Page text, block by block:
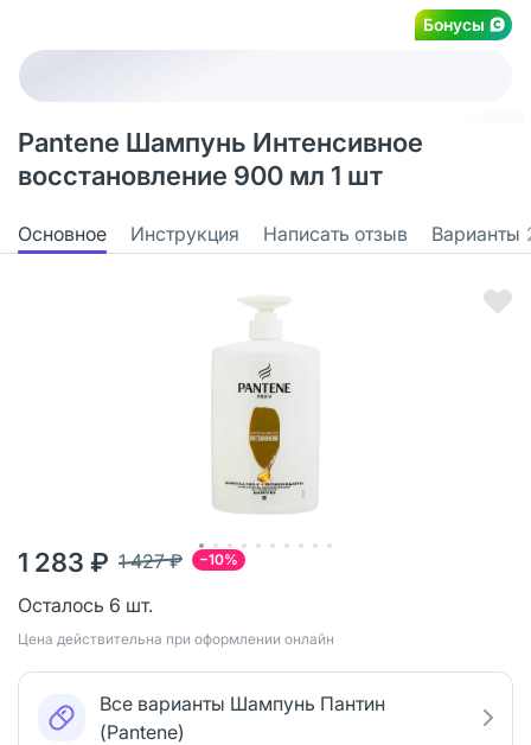
Бонусы
Pantene Шампунь Интенсивное
восстановление 900 мл 1 шт
Основное Инструкция Написать отзыв Варианты
−10%
1 427 ₽
1 283 ₽
Осталось 6 шт.
Цена действительна при оформлении онлайн
Все варианты Шампунь Пантин
(Pantene)